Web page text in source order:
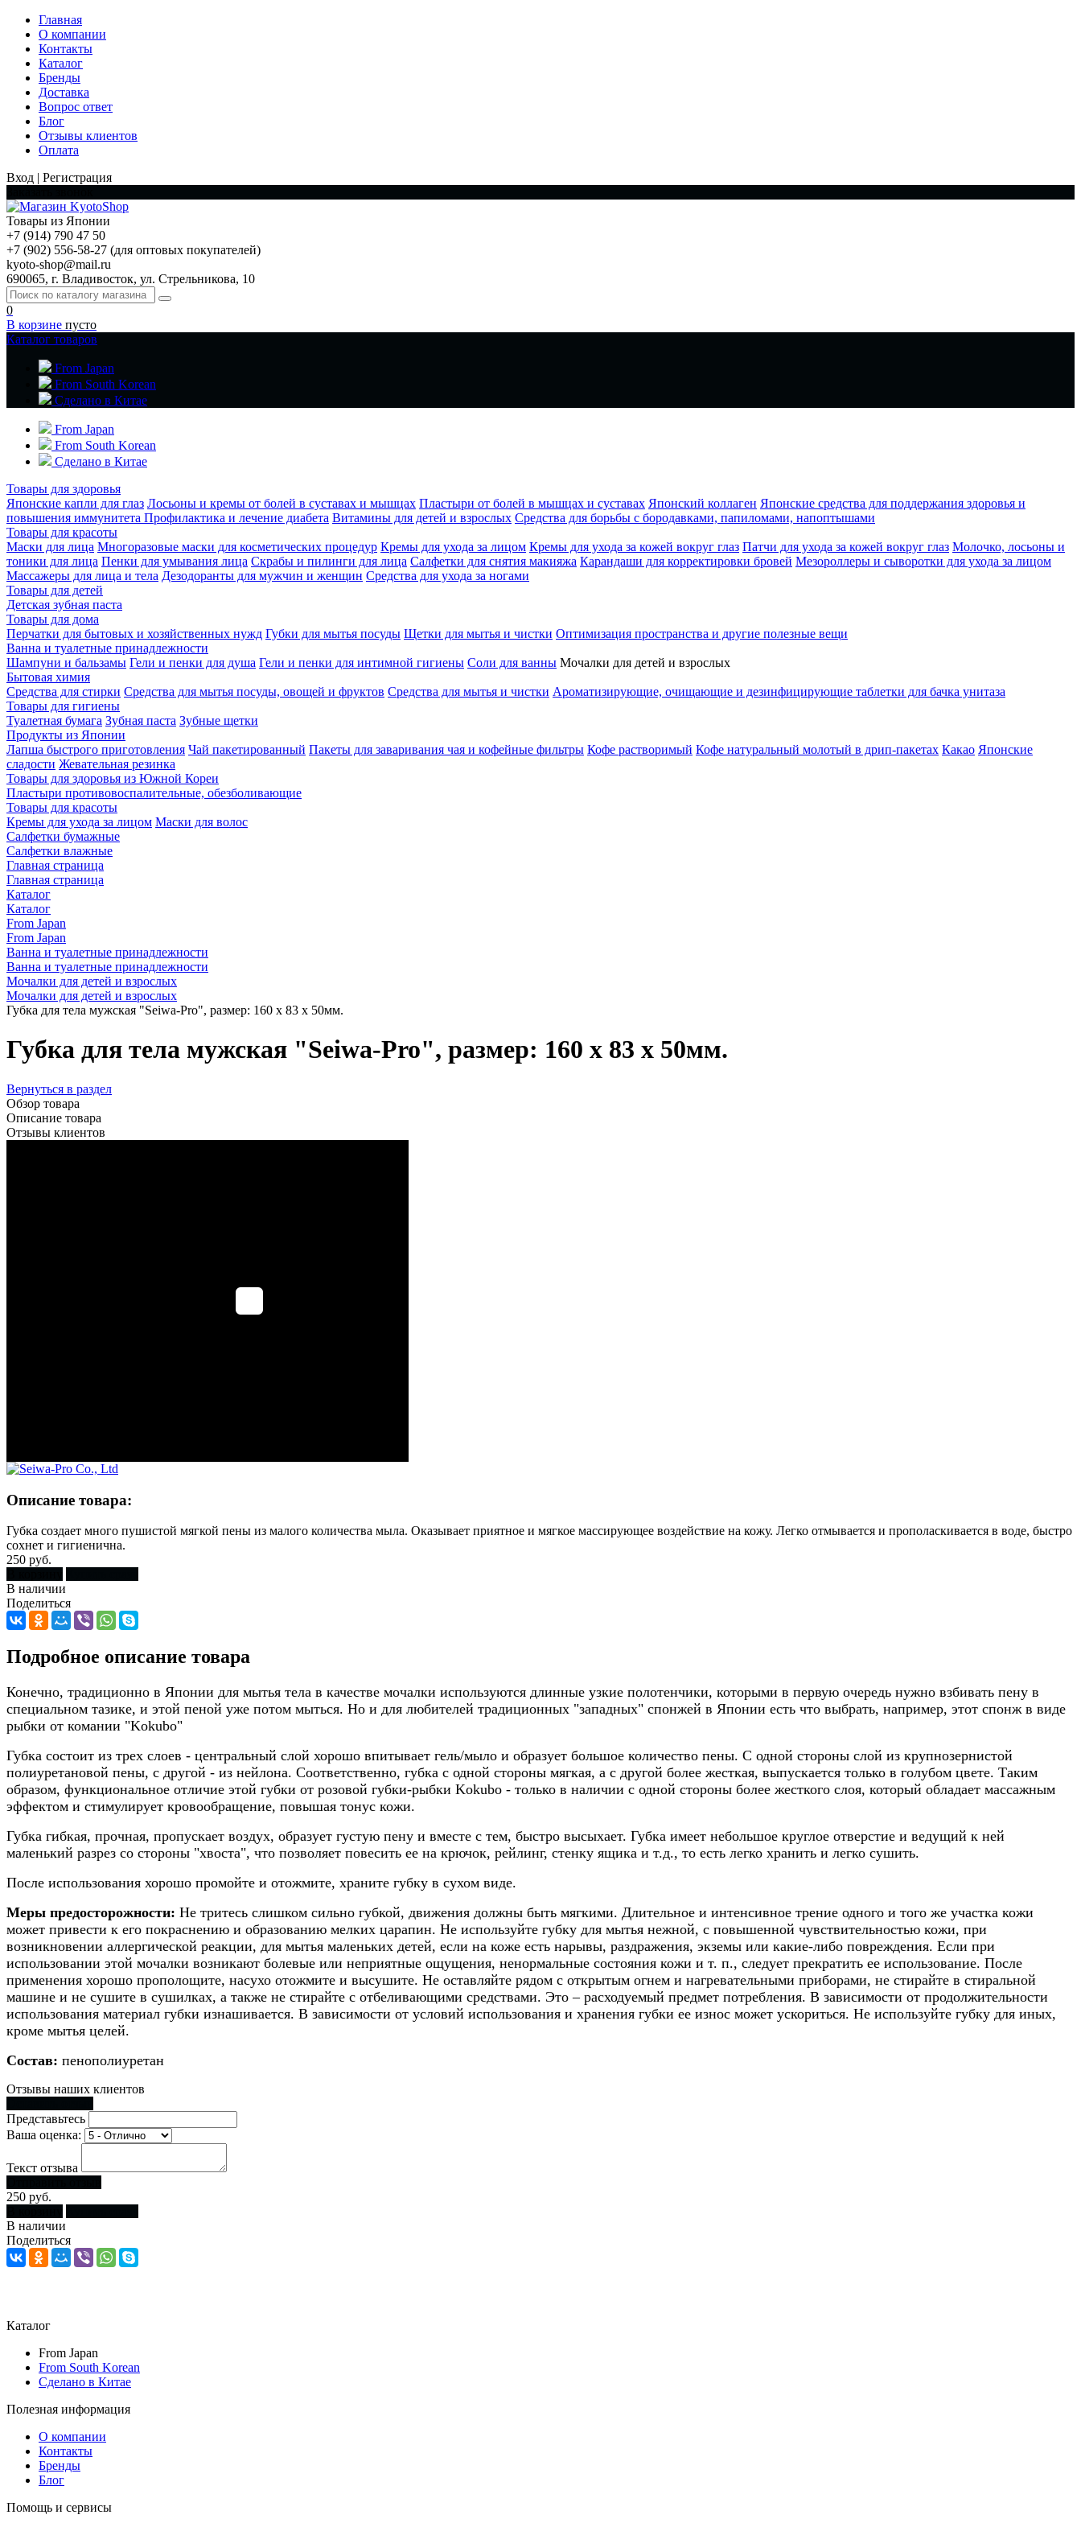
Главная
О компании
Контакты
Каталог
Бренды
Доставка
Вопрос ответ
Блог
Отзывы клиентов
Оплата
Вход | Регистрация
Товары из Японии
+7 (914) 790 47 50
+7 (902) 556-58-27 (для оптовых покупателей)
kyoto-shop@mail.ru
690065, г. Владивосток, ул. Стрельникова, 10
0
В корзине пусто
Каталог товаров
From Japan
From South Korean
Сделано в Китае
From Japan
From South Korean
Сделано в Китае
Товары для здоровья
Японские капли для глаз Лосьоны и кремы от болей в суставах и мышцах Пластыри от болей в мышцах и суставах Японский коллаген Японские средства для поддержания здоровья и
повышения иммунитета Профилактика и лечение диабета Витамины для детей и взрослых Средства для борьбы с бородавками, папиломами, напоптышами
Товары для красоты
Маски для лица Многоразовые маски для косметических процедур Кремы для ухода за лицом Кремы для ухода за кожей вокруг глаз Патчи для ухода за кожей вокруг глаз Молочко, лосьоны и
тоники для лица Пенки для умывания лица Скрабы и пилинги для лица Салфетки для снятия макияжа Карандаши для корректировки бровей Мезороллеры и сыворотки для ухода за лицом
Массажеры для лица и тела Дезодоранты для мужчин и женщин Средства для ухода за ногами
Товары для детей
Детская зубная паста
Товары для дома
Перчатки для бытовых и хозяйственных нужд Губки для мытья посуды Щетки для мытья и чистки Оптимизация пространства и другие полезные вещи
Ванна и туалетные принадлежности
Шампуни и бальзамы Гели и пенки для душа Гели и пенки для интимной гигиены Соли для ванны Мочалки для детей и взрослых
Бытовая химия
Средства для стирки Средства для мытья посуды, овощей и фруктов Средства для мытья и чистки Ароматизирующие, очищающие и дезинфицирующие таблетки для бачка унитаза
Товары для гигиены
Туалетная бумага Зубная паста Зубные щетки
Продукты из Японии
Лапша быстрого приготовления Чай пакетированный Пакеты для заваривания чая и кофейные фильтры Кофе растворимый Кофе натуральный молотый в дрип-пакетах Какао Японские
сладости Жевательная резинка
Товары для здоровья из Южной Кореи
Пластыри противовоспалительные, обезболивающие
Товары для красоты
Кремы для ухода за лицом Маски для волос
Салфетки бумажные
Салфетки влажные
Главная страница
Главная страница
Каталог
Каталог
From Japan
From Japan
Ванна и туалетные принадлежности
Ванна и туалетные принадлежности
Мочалки для детей и взрослых
Мочалки для детей и взрослых
Губка для тела мужская "Seiwa-Pro", размер: 160 х 83 х 50мм.
Губка для тела мужская "Seiwa-Pro", размер: 160 х 83 х 50мм.
Вернуться в раздел
Обзор товара
Описание товара
Отзывы клиентов
Описание товара:
Губка создает много пушистой мягкой пены из малого количества мыла. Оказывает приятное и мягкое массирующее воздействие на кожу. Легко отмывается и прополаскивается в воде, быстро
сохнет и гигиенична.
250 руб.
В наличии
Поделиться
Подробное описание товара
Конечно, традиционно в Японии для мытья тела в качестве мочалки используются длинные узкие полотенчики, которыми в первую очередь нужно взбивать пену в
специальном тазике, и этой пеной уже потом мыться. Но и для любителей традиционных "западных" спонжей в Японии есть что выбрать, например, этот спонж в виде
рыбки от комании "Kokubo"
Губка состоит из трех слоев - центральный слой хорошо впитывает гель/мыло и образует большое количество пены. С одной стороны слой из крупнозернистой
полиуретановой пены, с другой - из нейлона. Соответственно, губка с одной стороны мягкая, а с другой более жесткая, выпускается только в голубом цвете. Таким
образом, функциональное отличие этой губки от розовой губки-рыбки Kokubo - только в наличии с одной стороны более жесткого слоя, который обладает массажным
эффектом и стимулирует кровообращение, повышая тонус кожи.
Губка гибкая, прочная, пропускает воздух, образует густую пену и вместе с тем, быстро высыхает. Губка имеет небольшое круглое отверстие и ведущий к ней
маленький разрез со стороны "хвоста", что позволяет повесить ее на крючок, рейлинг, стенку ящика и т.д., то есть легко хранить и легко сушить.
После использования хорошо промойте и отожмите, храните губку в сухом виде.
Меры предосторожности: Не тритесь слишком сильно губкой, движения должны быть мягкими. Длительное и интенсивное трение одного и того же участка кожи
может привести к его покраснению и образованию мелких царапин. Не используйте губку для мытья нежной, с повышенной чувствительностью кожи, при
возникновении аллергической реакции, для мытья маленьких детей, если на коже есть нарывы, раздражения, экземы или какие-либо повреждения. Если при
использовании этой мочалки возникают болевые или неприятные ощущения, ненормальные состояния кожи и т. п., следует прекратить ее использование. После
применения хорошо прополощите, насухо отожмите и высушите. Не оставляйте рядом с открытым огнем и нагревательными приборами, не стирайте в стиральной
машине и не сушите в сушилках, а также не стирайте с отбеливающими средствами. Это – расходуемый предмет потребления. В зависимости от продолжительности
использования материал губки изнашивается. В зависимости от условий использования и хранения губки ее износ может ускориться. Не используйте губку для иных,
кроме мытья целей.
Состав: пенополиуретан
Отзывы наших клиентов
Представьтесь
Ваша оценка:
Текст отзыва
250 руб.
В наличии
Поделиться
Каталог
From Japan
From South Korean
Сделано в Китае
Полезная информация
О компании
Контакты
Бренды
Блог
Помощь и сервисы